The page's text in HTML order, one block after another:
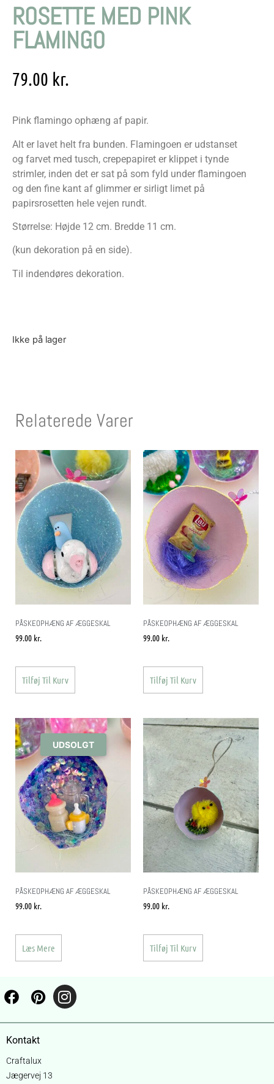
ROSETTE MED PINK
FLAMINGO
79.00 kr.
Pink flamingo ophæng af papir.
Alt er lavet helt fra bunden. Flamingoen er udstanset
og farvet med tusch, crepepapiret er klippet i tynde
strimler, inden det er sat på som fyld under flamingoen
og den fine kant af glimmer er sirligt limet på
papirsrosetten hele vejen rundt.
Størrelse: Højde 12 cm. Bredde 11 cm.
(kun dekoration på en side).
Til indendøres dekoration.
Ikke på lager
Relaterede Varer
PÅSKEOPHÆNG AF ÆGGESKAL
99.00 kr.
Tilføj Til Kurv
PÅSKEOPHÆNG AF ÆGGESKAL
99.00 kr.
Tilføj Til Kurv
UDSOLGT
PÅSKEOPHÆNG AF ÆGGESKAL
99.00 kr.
Læs Mere
PÅSKEOPHÆNG AF ÆGGESKAL
99.00 kr.
Tilføj Til Kurv
Kontakt
Craftalux
Jægervej 13